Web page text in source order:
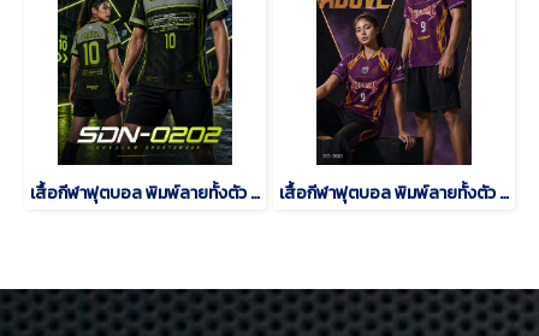
เสื้อกีฬาฟุตบอล พิมพ์ลายทั้งตัว เนื้อผ้า "นาโนเทค"SDN-0202 เสื้อกีฬาฟุตบอล พิมพ์ลายทั้งตัว เนื้อผ้า "นาโนเทค"SD-500